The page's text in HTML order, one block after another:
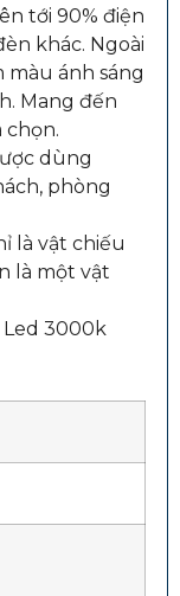
tới 90% điện
khác. Ngoài
màu ánh sáng
Mang đến
chọn.
dùng
phòng
là vật chiếu
là một vật
3000k